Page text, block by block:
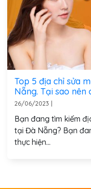
Top 5 địa chỉ sửa
Nẵng. Tại sao nên
26/06/2023 |
Bạn đang tìm kiếm
tại Đà Nẵng? Bạn
thực hiện...